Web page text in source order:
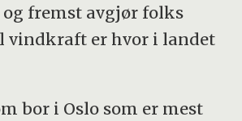
og fremst avgjør folks
vindkraft er hvor i landet
bor i Oslo som er mest